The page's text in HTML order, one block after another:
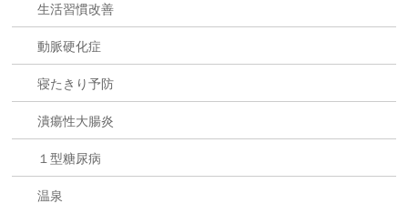
生活習慣改善
動脈硬化症
寝たきり予防
潰瘍性大腸炎
１型糖尿病
温泉